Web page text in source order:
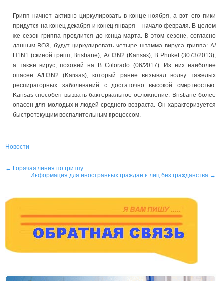
Грипп начнет активно циркулировать в конце ноября, а вот его пики
придутся на конец декабря и конец января – начало февраля. В целом
же сезон гриппа продлится до конца марта. В этом сезоне, согласно
данным ВОЗ, будут циркулировать четыре штамма вируса гриппа: А/
Н1N1 (свиной грипп, Brisbane), А/H3N2 (Kansas), B Phuket (3073/2013),
а также вирус, похожий на B Colorado (06/2017). Из них наиболее
опасен А/H3N2 (Kansas), который ранее вызывал волну тяжелых
респираторных заболеваний с достаточно высокой смертностью.
Kansas способен вызвать бактериальное осложнение. Brisbane более
опасен для молодых и людей среднего возраста. Он характеризуется
быстротекущим воспалительным процессом.
Новости
Навигация
записям
← Горячая линия по гриппу
Информация для иностранных граждан и лиц без гражданства →